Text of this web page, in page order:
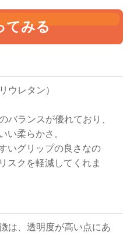
てみる
ウレタン）
バランスが優れており、
い柔らかさ。
いグリップの良さなの
スクを軽減してくれま
は、透明度が高い点にあ